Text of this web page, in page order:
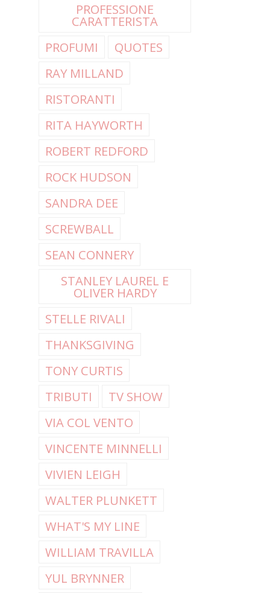
PROFESSIONE
CARATTERISTA
PROFUMI
QUOTES
RAY MILLAND
RISTORANTI
RITA HAYWORTH
ROBERT REDFORD
ROCK HUDSON
SANDRA DEE
SCREWBALL
SEAN CONNERY
STANLEY LAUREL E
OLIVER HARDY
STELLE RIVALI
THANKSGIVING
TONY CURTIS
TRIBUTI
TV SHOW
VIA COL VENTO
VINCENTE MINNELLI
VIVIEN LEIGH
WALTER PLUNKETT
WHAT'S MY LINE
WILLIAM TRAVILLA
YUL BRYNNER